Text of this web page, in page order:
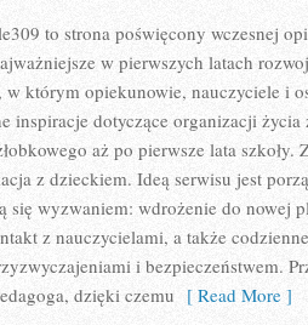
to strona poświęcony wczesnej
w pierwszych latach
w którym opiekunowie, nauczyciele i
inspiracje dotyczące organizacji
aż po pierwsze lata szkoły.
z dzieckiem. Ideą serwisu jest
się wyzwaniem: wdrożenie do nowej
z nauczycielami, a także
i bezpieczeństwem.
dzięki czemu [ Read More ]